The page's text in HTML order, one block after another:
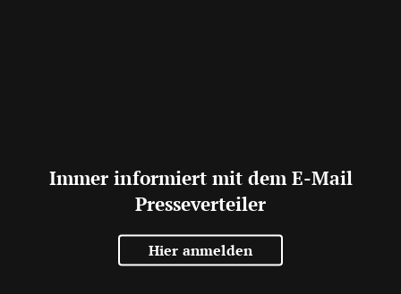
Immer informiert mit dem E-Mail
Presseverteiler
Hier anmelden